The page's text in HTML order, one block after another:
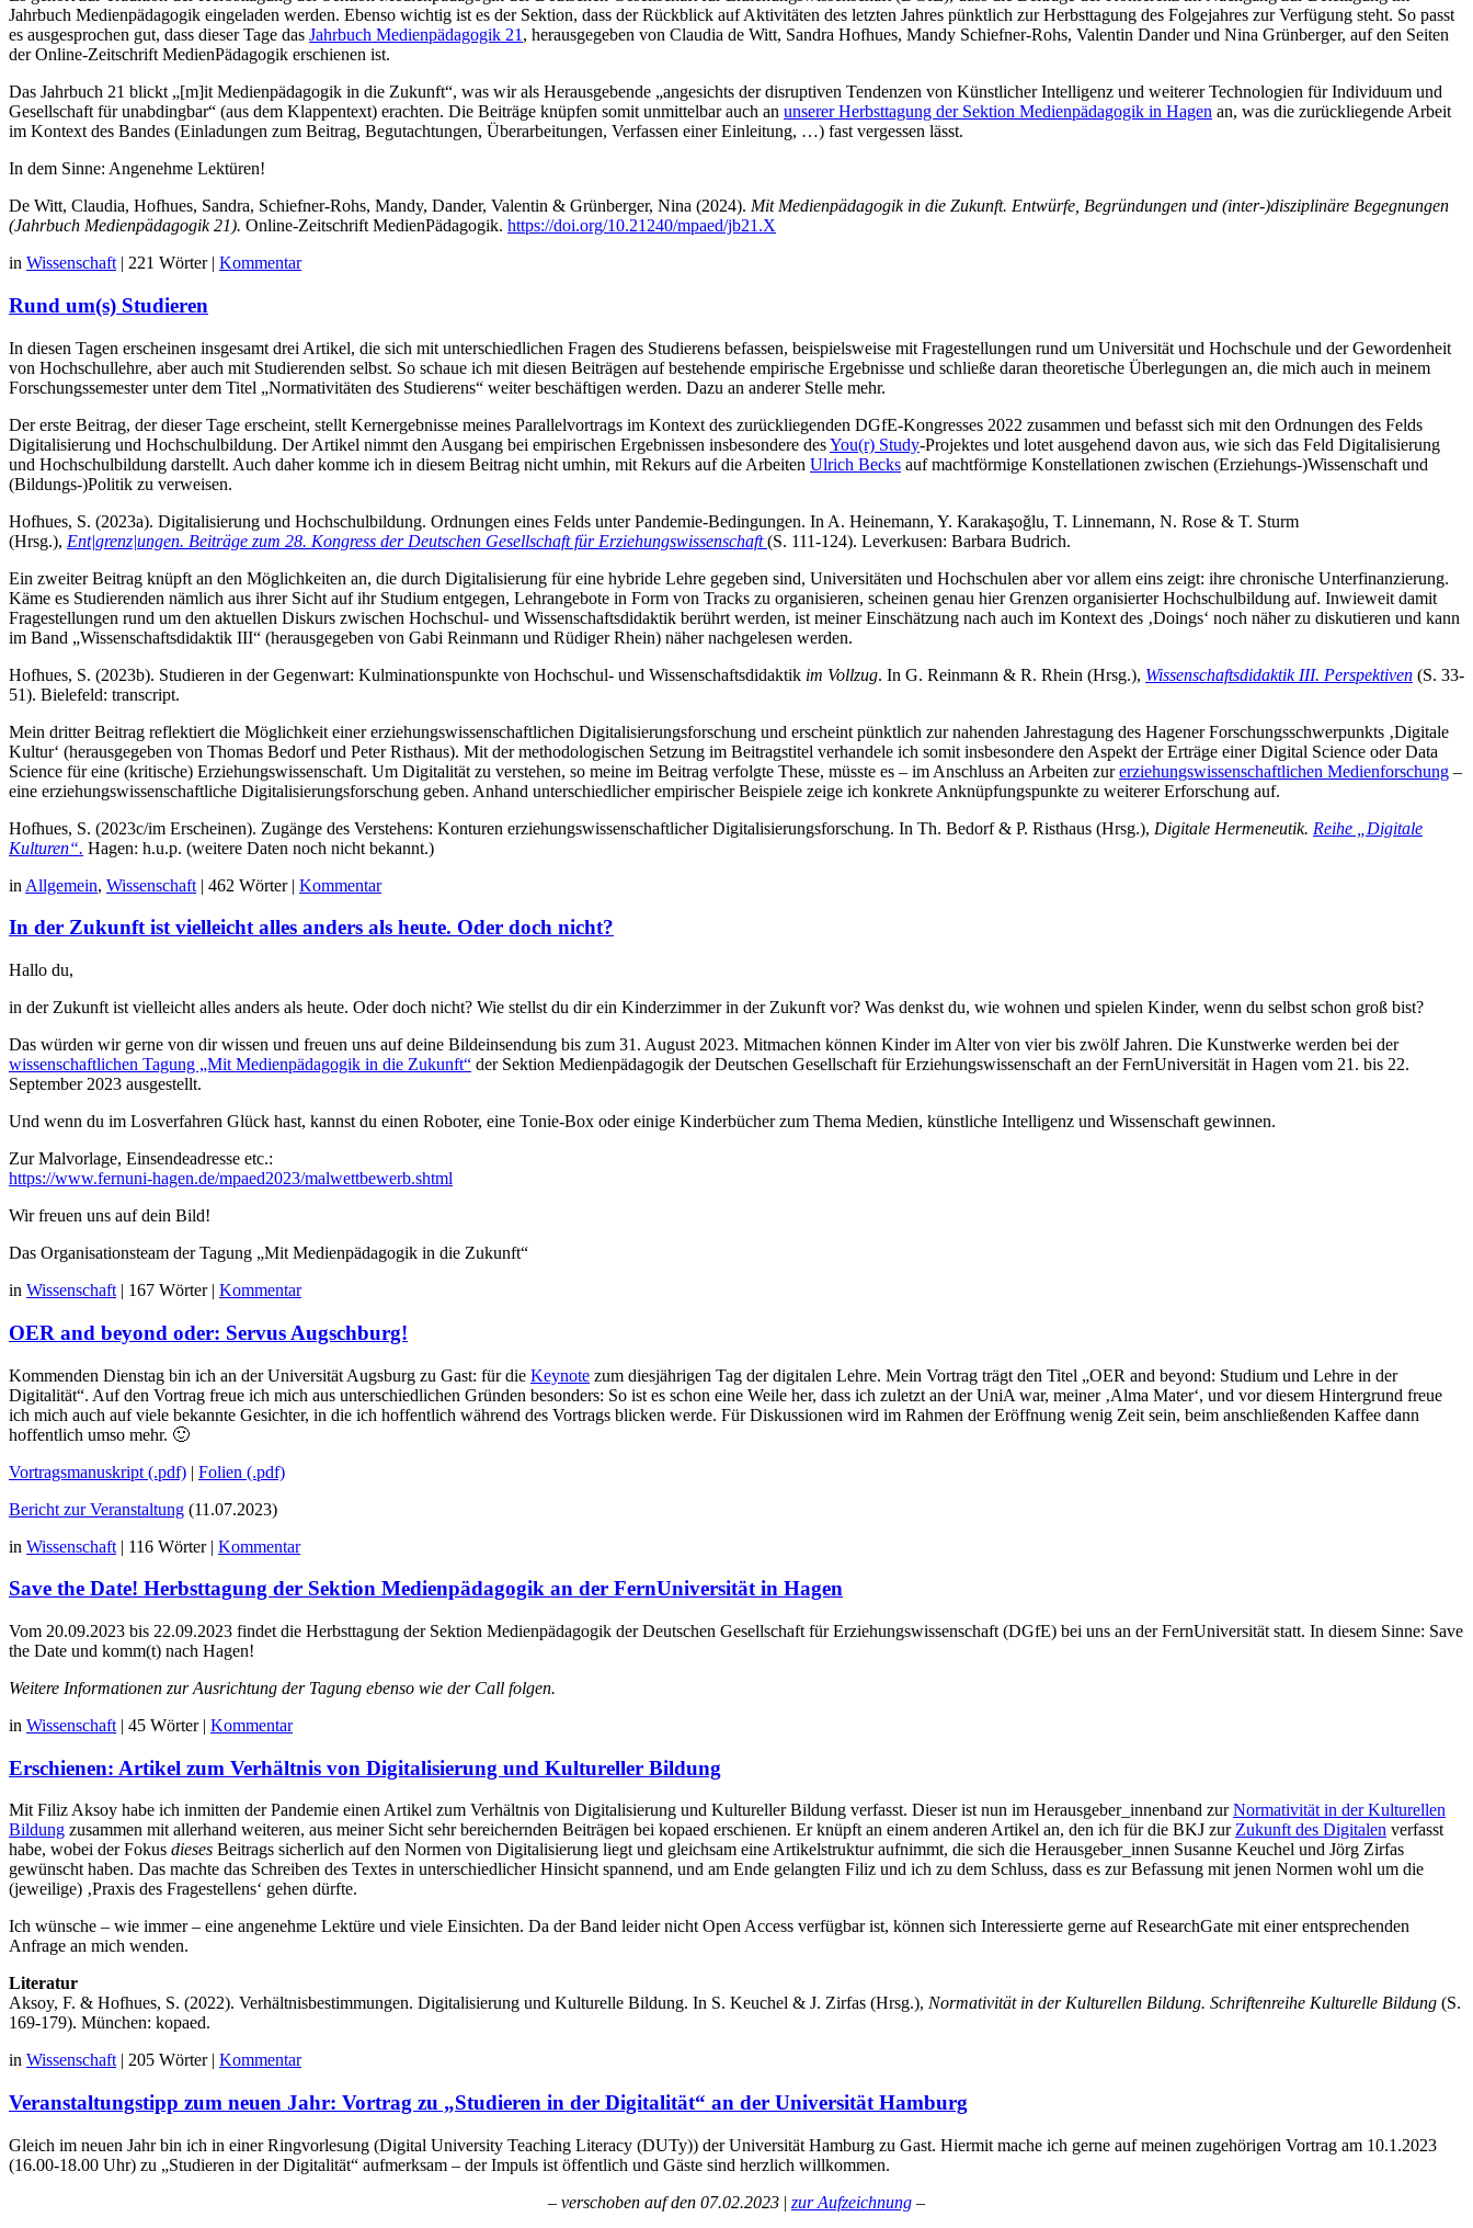
Jahrbuch Medienpädagogik eingeladen werden. Ebenso wichtig ist es der Sektion, dass der Rückblick auf Aktivitäten des letzten Jahres pünktlich zur Herbsttagung des Folgejahres zur Verfügung steht. So passt
es ausgesprochen gut, dass dieser Tage das Jahrbuch Medienpädagogik 21 , herausgegeben von Claudia de Witt, Sandra Hofhues, Mandy Schiefner-Rohs, Valentin Dander und Nina Grünberger, auf den Seiten
der Online-Zeitschrift MedienPädagogik erschienen ist.
Das Jahrbuch 21 blickt „[m]it Medienpädagogik in die Zukunft“, was wir als Herausgebende „angesichts der disruptiven Tendenzen von Künstlicher Intelligenz und weiterer Technologien für Individuum und
Gesellschaft für unabdingbar“ (aus dem Klappentext) erachten. Die Beiträge knüpfen somit unmittelbar auch an unserer Herbsttagung der Sektion Medienpädagogik in Hagen an, was die zurückliegende Arbeit
im Kontext des Bandes (Einladungen zum Beitrag, Begutachtungen, Überarbeitungen, Verfassen einer Einleitung, …) fast vergessen lässt.
In dem Sinne: Angenehme Lektüren!
De Witt, Claudia, Hofhues, Sandra, Schiefner-Rohs, Mandy, Dander, Valentin & Grünberger, Nina (2024). Mit Medienpädagogik in die Zukunft. Entwürfe, Begründungen und (inter-)disziplinäre Begegnungen
(Jahrbuch Medienpädagogik 21). Online-Zeitschrift MedienPädagogik. https://doi.org/10.21240/mpaed/jb21.X
in Wissenschaft | 221 Wörter | Kommentar
Rund um(s) Studieren
In diesen Tagen erscheinen insgesamt drei Artikel, die sich mit unterschiedlichen Fragen des Studierens befassen, beispielsweise mit Fragestellungen rund um Universität und Hochschule und der Gewordenheit
von Hochschullehre, aber auch mit Studierenden selbst. So schaue ich mit diesen Beiträgen auf bestehende empirische Ergebnisse und schließe daran theoretische Überlegungen an, die mich auch in meinem
Forschungssemester unter dem Titel „Normativitäten des Studierens“ weiter beschäftigen werden. Dazu an anderer Stelle mehr.
Der erste Beitrag, der dieser Tage erscheint, stellt Kernergebnisse meines Parallelvortrags im Kontext des zurückliegenden DGfE-Kongresses 2022 zusammen und befasst sich mit den Ordnungen des Felds
Digitalisierung und Hochschulbildung. Der Artikel nimmt den Ausgang bei empirischen Ergebnissen insbesondere desYou(r) Study-Projektes und lotet ausgehend davon aus, wie sich das Feld Digitalisierung
und Hochschulbildung darstellt. Auch daher komme ich in diesem Beitrag nicht umhin, mit Rekurs auf die Arbeiten Ulrich Becks auf machtförmige Konstellationen zwischen (Erziehungs-)Wissenschaft und
(Bildungs-)Politik zu verweisen.
Hofhues, S. (2023a). Digitalisierung und Hochschulbildung. Ordnungen eines Felds unter Pandemie-Bedingungen. In A. Heinemann, Y. Karakaşoğlu, T. Linnemann, N. Rose & T. Sturm
(Hrsg.), Ent|grenz|ungen. Beiträge zum 28. Kongress der Deutschen Gesellschaft für Erziehungswissenschaft (S. 111-124). Leverkusen: Barbara Budrich.
Ein zweiter Beitrag knüpft an den Möglichkeiten an, die durch Digitalisierung für eine hybride Lehre gegeben sind, Universitäten und Hochschulen aber vor allem eins zeigt: ihre chronische Unterfinanzierung.
Käme es Studierenden nämlich aus ihrer Sicht auf ihr Studium entgegen, Lehrangebote in Form von Tracks zu organisieren, scheinen genau hier Grenzen organisierter Hochschulbildung auf. Inwieweit damit
Fragestellungen rund um den aktuellen Diskurs zwischen Hochschul- und Wissenschaftsdidaktik berührt werden, ist meiner Einschätzung nach auch im Kontext des ‚Doings‘ noch näher zu diskutieren und kann
im Band „Wissenschaftsdidaktik III“ (herausgegeben von Gabi Reinmann und Rüdiger Rhein) näher nachgelesen werden.
Hofhues, S. (2023b). Studieren in der Gegenwart: Kulminationspunkte von Hochschul- und Wissenschaftsdidaktik im Vollzug. In G. Reinmann & R. Rhein (Hrsg.), Wissenschaftsdidaktik III. Perspektiven (S. 33-
51). Bielefeld: transcript.
Mein dritter Beitrag reflektiert die Möglichkeit einer erziehungswissenschaftlichen Digitalisierungsforschung und erscheint pünktlich zur nahenden Jahrestagung des Hagener Forschungsschwerpunkts ‚Digitale
Kultur‘ (herausgegeben von Thomas Bedorf und Peter Risthaus). Mit der methodologischen Setzung im Beitragstitel verhandele ich somit insbesondere den Aspekt der Erträge einer Digital Science oder Data
Science für eine (kritische) Erziehungswissenschaft. Um Digitalität zu verstehen, so meine im Beitrag verfolgte These, müsste es – im Anschluss an Arbeiten zurerziehungswissenschaftlichen Medienforschung –
eine erziehungswissenschaftliche Digitalisierungsforschung geben. Anhand unterschiedlicher empirischer Beispiele zeige ich konkrete Anknüpfungspunkte zu weiterer Erforschung auf.
Hofhues, S. (2023c/im Erscheinen). Zugänge des Verstehens: Konturen erziehungswissenschaftlicher Digitalisierungsforschung. In Th. Bedorf & P. Risthaus (Hrsg.), Digitale Hermeneutik. Reihe „Digitale
Kulturen“. Hagen: h.u.p. (weitere Daten noch nicht bekannt.)
in Allgemein, Wissenschaft | 462 Wörter | Kommentar
In der Zukunft ist vielleicht alles anders als heute. Oder doch nicht?
Hallo du,
in der Zukunft ist vielleicht alles anders als heute. Oder doch nicht? Wie stellst du dir ein Kinderzimmer in der Zukunft vor? Was denkst du, wie wohnen und spielen Kinder, wenn du selbst schon groß bist?
Das würden wir gerne von dir wissen und freuen uns auf deine Bildeinsendung bis zum 31. August 2023. Mitmachen können Kinder im Alter von vier bis zwölf Jahren. Die Kunstwerke werden bei der
wissenschaftlichen Tagung „Mit Medienpädagogik in die Zukunft“ der Sektion Medienpädagogik der Deutschen Gesellschaft für Erziehungswissenschaft an der FernUniversität in Hagen vom 21. bis 22.
September 2023 ausgestellt.
Und wenn du im Losverfahren Glück hast, kannst du einen Roboter, eine Tonie-Box oder einige Kinderbücher zum Thema Medien, künstliche Intelligenz und Wissenschaft gewinnen.
Zur Malvorlage, Einsendeadresse etc.:
https://www.fernuni-hagen.de/mpaed2023/malwettbewerb.shtml
Wir freuen uns auf dein Bild!
Das Organisationsteam der Tagung „Mit Medienpädagogik in die Zukunft“
in Wissenschaft | 167 Wörter | Kommentar
OER and beyond oder: Servus Augschburg!
Kommenden Dienstag bin ich an der Universität Augsburg zu Gast: für die Keynote zum diesjährigen Tag der digitalen Lehre. Mein Vortrag trägt den Titel „OER and beyond: Studium und Lehre in der
Digitalität“. Auf den Vortrag freue ich mich aus unterschiedlichen Gründen besonders: So ist es schon eine Weile her, dass ich zuletzt an der UniA war, meiner ‚Alma Mater‘, und vor diesem Hintergrund freue
ich mich auch auf viele bekannte Gesichter, in die ich hoffentlich während des Vortrags blicken werde. Für Diskussionen wird im Rahmen der Eröffnung wenig Zeit sein, beim anschließenden Kaffee dann
hoffentlich umso mehr. 🙂
Vortragsmanuskript (.pdf) | Folien (.pdf)
Bericht zur Veranstaltung (11.07.2023)
in Wissenschaft | 116 Wörter | Kommentar
Save the Date! Herbsttagung der Sektion Medienpädagogik an der FernUniversität in Hagen
Vom 20.09.2023 bis 22.09.2023 findet die Herbsttagung der Sektion Medienpädagogik der Deutschen Gesellschaft für Erziehungswissenschaft (DGfE) bei uns an der FernUniversität statt. In diesem Sinne: Save
the Date und komm(t) nach Hagen!
Weitere Informationen zur Ausrichtung der Tagung ebenso wie der Call folgen.
in Wissenschaft | 45 Wörter | Kommentar
Erschienen: Artikel zum Verhältnis von Digitalisierung und Kultureller Bildung
Mit Filiz Aksoy habe ich inmitten der Pandemie einen Artikel zum Verhältnis von Digitalisierung und Kultureller Bildung verfasst. Dieser ist nun im Herausgeber_innenband zurNormativität in der Kulturellen
Bildung zusammen mit allerhand weiteren, aus meiner Sicht sehr bereichernden Beiträgen bei kopaed erschienen. Er knüpft an einem anderen Artikel an, den ich für die BKJ zurZukunft des Digitalen verfasst
habe, wobei der Fokus dieses Beitrags sicherlich auf den Normen von Digitalisierung liegt und gleichsam eine Artikelstruktur aufnimmt, die sich die Herausgeber_innen Susanne Keuchel und Jörg Zirfas
gewünscht haben. Das machte das Schreiben des Textes in unterschiedlicher Hinsicht spannend, und am Ende gelangten Filiz und ich zu dem Schluss, dass es zur Befassung mit jenen Normen wohl um die
(jeweilige) ‚Praxis des Fragestellens‘ gehen dürfte.
Ich wünsche – wie immer – eine angenehme Lektüre und viele Einsichten. Da der Band leider nicht Open Access verfügbar ist, können sich Interessierte gerne auf ResearchGate mit einer entsprechenden
Anfrage an mich wenden.
Literatur
Aksoy, F. & Hofhues, S. (2022). Verhältnisbestimmungen. Digitalisierung und Kulturelle Bildung. In S. Keuchel & J. Zirfas (Hrsg.), Normativität in der Kulturellen Bildung. Schriftenreihe Kulturelle Bildung (S.
169-179). München: kopaed.
in Wissenschaft | 205 Wörter | Kommentar
Veranstaltungstipp zum neuen Jahr: Vortrag zu „Studieren in der Digitalität“ an der Universität Hamburg
Gleich im neuen Jahr bin ich in einer Ringvorlesung (Digital University Teaching Literacy (DUTy)) der Universität Hamburg zu Gast. Hiermit mache ich gerne auf meinen zugehörigen Vortrag am 10.1.2023
(16.00-18.00 Uhr) zu „Studieren in der Digitalität“ aufmerksam – der Impuls ist öffentlich und Gäste sind herzlich willkommen.
– verschoben auf den 07.02.2023 | zur Aufzeichnung –